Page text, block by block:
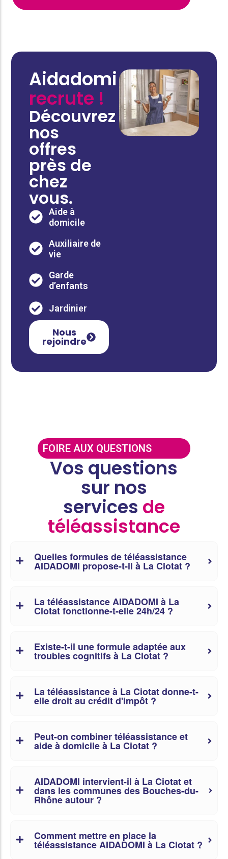
Aidadomi
recrute !
Découvrez
nos
offres
près de
chez
vous.
Aide à
domicile
Auxiliaire de
vie
Garde
d’enfants
Jardinier
Nous
rejoindre
FOIRE AUX QUESTIONS
Vos questions
sur nos
services de
téléassistance
Quelles formules de téléassistance
AIDADOMI propose-t-il à La Ciotat ?
La téléassistance AIDADOMI à La
Ciotat fonctionne-t-elle 24h/24 ?
Existe-t-il une formule adaptée aux
troubles cognitifs à La Ciotat ?
La téléassistance à La Ciotat donne-t-
elle droit au crédit d'impôt ?
Peut-on combiner téléassistance et
aide à domicile à La Ciotat ?
AIDADOMI intervient-il à La Ciotat et
dans les communes des Bouches-du-
Rhône autour ?
Comment mettre en place la
téléassistance AIDADOMI à La Ciotat ?